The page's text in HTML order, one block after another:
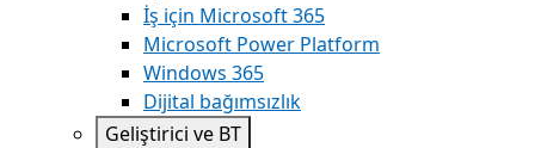
İş için Microsoft 365
Microsoft Power Platform
Windows 365
Dijital bağımsızlık
Geliştirici ve BT